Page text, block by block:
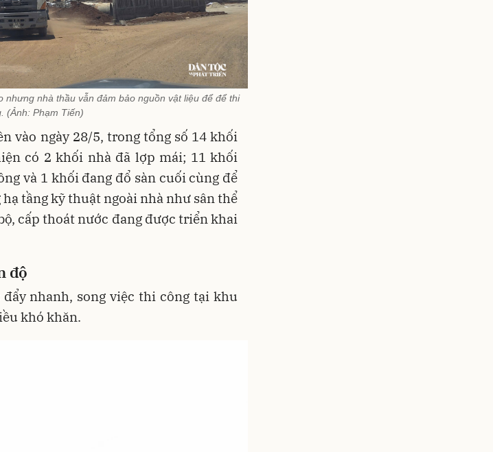
nhưng nhà thầu vẫn đảm bảo nguồn vật liệu để để thi
(Ảnh: Phạm Tiến)
vào ngày 28/5, trong tổng số 14 khối
có 2 khối nhà đã lợp mái; 11 khối
và 1 khối đang đổ sàn cuối cùng để
tầng kỹ thuật ngoài nhà như sân thể
cấp thoát nước đang được triển khai
độ
nhanh, song việc thi công tại khu
khó khăn.